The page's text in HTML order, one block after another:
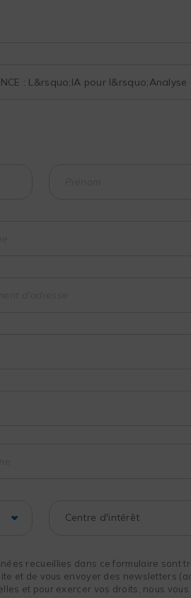
recueillies dans ce formulaire sont
et de vous envoyer des newsletters
et pour exercer vos droits, nous